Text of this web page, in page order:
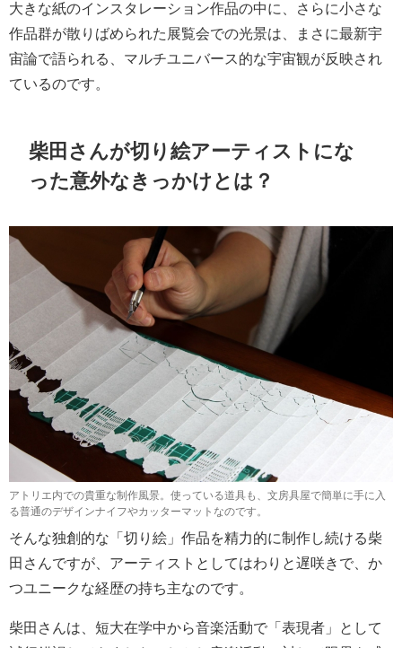
大きな紙のインスタレーション作品の中に、さらに小さな
作品群が散りばめられた展覧会での光景は、まさに最新宇
宙論で語られる、マルチユニバース的な宇宙観が反映され
ているのです。
柴田さんが切り絵アーティストにな
った意外なきっかけとは？
アトリエ内での貴重な制作風景。使っている道具も、文房具屋で簡単に手に入
る普通のデザインナイフやカッターマットなのです。
そんな独創的な「切り絵」作品を精力的に制作し続ける柴
田さんですが、アーティストとしてはわりと遅咲きで、か
つユニークな経歴の持ち主なのです。
柴田さんは、短大在学中から音楽活動で「表現者」として